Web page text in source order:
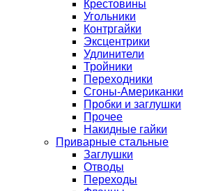
Крестовины
Угольники
Контргайки
Эксцентрики
Удлинители
Тройники
Переходники
Сгоны-Американки
Пробки и заглушки
Прочее
Накидные гайки
Приварные стальные
Заглушки
Отводы
Переходы